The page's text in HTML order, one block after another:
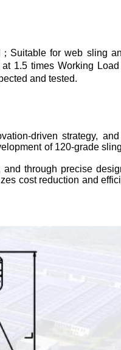
Suitable for web sling
1.5 times Working Load
and tested.
driven strategy,
of 120-grade
through precise
cost reduction and